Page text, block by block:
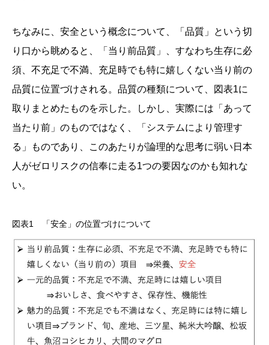
ちなみに、安全という概念について、「品質」という切
り口から眺めると、「当り前品質」、すなわち生存に必
須、不充足で不満、充足時でも特に嬉しくない当り前の
品質に位置づけされる。品質の種類について、図表1に
取りまとめたものを示した。しかし、実際には「あって
当たり前」のものではなく、「システムにより管理す
る」ものであり、このあたりが論理的な思考に弱い日本
人がゼロリスクの信奉に走る1つの要因なのかも知れな
い。
図表1 「安全」の位置づけについて